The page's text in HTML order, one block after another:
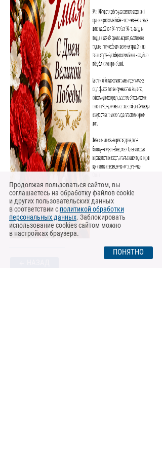
Продолжая пользоваться сайтом, вы
соглашаетесь на обработку файлов cookie
и других пользовательских данных
в соответствии с политикой обработки
персональных данных. Заблокировать
использование cookies сайтом можно
в настройках браузера.
ПОНЯТНО